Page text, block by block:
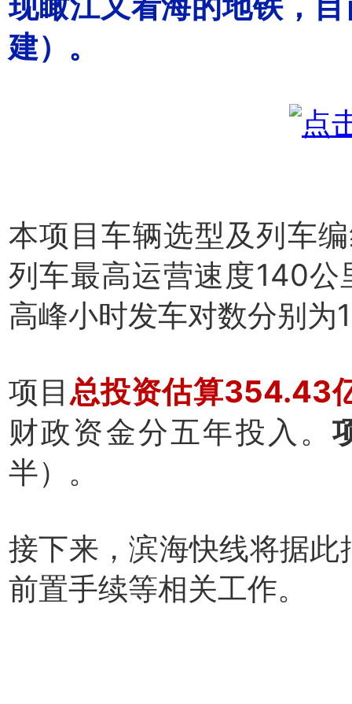
建）。
本项目车辆选型及列车
列车最高运营速度140
高峰小时发车对数分别
项目总投资估算354.43
财政资金分五年投入。
半）。
接下来，滨海快线将据
前置手续等相关工作。